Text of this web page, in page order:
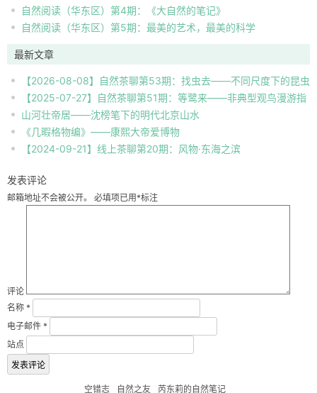
自然阅读（华东区）第4期：《大自然的笔记》
自然阅读（华东区）第5期：最美的艺术，最美的科学
最新文章
【2026-08-08】自然茶聊第53期：找虫去——不同尺度下的昆虫
自然观察
【2025-07-27】自然茶聊第51期：等鹭来——非典型观鸟漫游指
南
山河壮帝居——沈榜笔下的明代北京山水
《几暇格物编》——康熙大帝爱博物
【2024-09-21】线上茶聊第20期：风物·东海之滨
发表评论
邮箱地址不会被公开。 必填项已用*标注
评论
名称 *
电子邮件 *
站点
空错志 自然之友 芮东莉的自然笔记